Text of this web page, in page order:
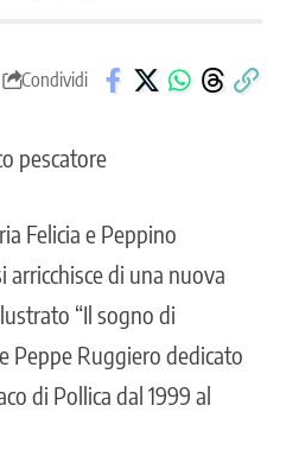
Condividi
Felicia e Peppino
arricchisce di una nuova
“Il sogno di
Peppe Ruggiero dedicato
di Pollica dal 1999 al